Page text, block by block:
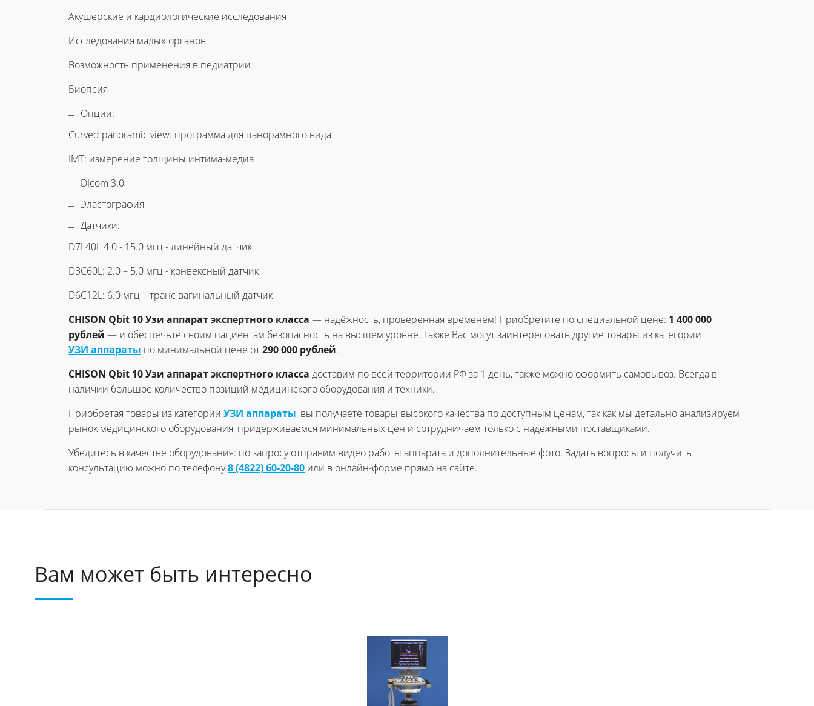
Акушерские и кардиологические исследования
Исследования малых органов
Возможность применения в педиатрии
Биопсия
Опции:
Curved panoramic view: программа для панорамного вида
IMT: измерение толщины интима-медиа
DIcom 3.0
Эластография
Датчики:
D7L40L 4.0 - 15.0 мгц - линейный датчик
D3C60L: 2.0 – 5.0 мгц - конвексный датчик
D6C12L: 6.0 мгц – транс вагинальный датчик
CHISON Qbit 10 Узи аппарат экспертного класса — надёжность, проверенная временем! Приобретите по специальной цене: 1 400 000
рублей — и обеспечьте своим пациентам безопасность на высшем уровне. Также Вас могут заинтересовать другие товары из категории
УЗИ аппараты по минимальной цене от290 000 рублей.
CHISON Qbit 10 Узи аппарат экспертного класса доставим по всей территории РФ за 1 день, также можно оформить самовывоз. Всегда в
наличии большое количество позиций медицинского оборудования и техники.
Приобретая товары из категории УЗИ аппараты, вы получаете товары высокого качества по доступным ценам, так как мы детально анализируем
рынок медицинского оборудования, придерживаемся минимальных цен и сотрудничаем только с надежными поставщиками.
Убедитесь в качестве оборудования: по запросу отправим видео работы аппарата и дополнительные фото. Задать вопросы и получить
консультацию можно по телефону8 (4822) 60-20-80 или в онлайн-форме прямо на сайте.
Вам может быть интересно